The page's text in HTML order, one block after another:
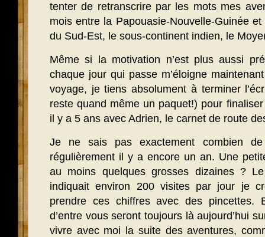
tenter de retranscrire par les mots mes
mois entre la Papouasie-Nouvelle-Guinée
du Sud-Est, le sous-continent indien, le
Même si la motivation n’est plus aussi
chaque jour qui passe m’éloigne
voyage, je tiens absolument à terminer
reste quand même un paquet!) pour
il y a 5 ans avec Adrien, le carnet de route
Je ne sais pas exactement combien
régulièrement il y a encore un an. Une
au moins quelques grosses dizaines ?
indiquait environ 200 visites par jour je
prendre ces chiffres avec des pincettes.
d’entre vous seront toujours là aujourd’hui
vivre avec moi la suite des aventures,